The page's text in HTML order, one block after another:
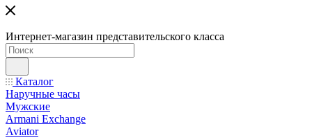
Интернет-магазин представительского класса
Каталог
Наручные часы
Мужские
Armani Exchange
Aviator